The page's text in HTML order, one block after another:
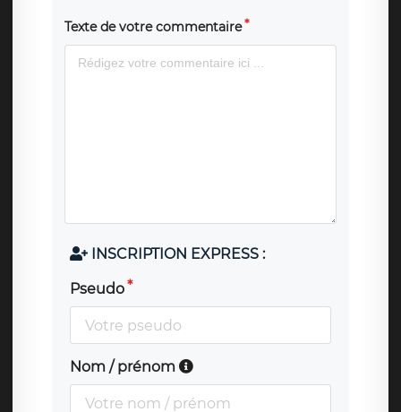
Texte de votre commentaire
INSCRIPTION EXPRESS :
Pseudo
Nom / prénom